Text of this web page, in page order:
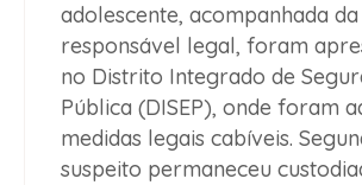
adolescente, acompanhada da
responsável legal, foram
no Distrito Integrado de
Pública (DISEP), onde foram
medidas legais cabíveis.
suspeito permaneceu